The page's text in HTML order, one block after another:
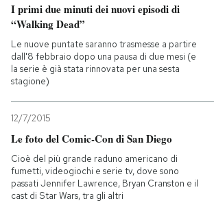
I primi due minuti dei nuovi episodi di
“Walking Dead”
Le nuove puntate saranno trasmesse a partire
dall'8 febbraio dopo una pausa di due mesi (e
la serie è già stata rinnovata per una sesta
stagione)
12/7/2015
Le foto del Comic-Con di San Diego
Cioè del più grande raduno americano di
fumetti, videogiochi e serie tv, dove sono
passati Jennifer Lawrence, Bryan Cranston e il
cast di Star Wars, tra gli altri